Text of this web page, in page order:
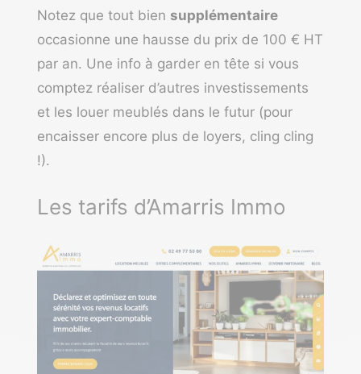
Notez que tout bien supplémentaire
occasionne une hausse du prix de 100 € HT
par an. Une info à garder en tête si vous
comptez réaliser d’autres investissements
et les louer meublés dans le futur (pour
encaisser encore plus de loyers, cling cling
!).
Les tarifs d’Amarris Immo